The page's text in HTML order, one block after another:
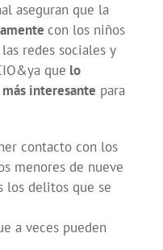
aseguran que la
con los niños
redes sociales y
que lo
interesante para
contacto con los
menores de nueve
los delitos que se
a veces pueden